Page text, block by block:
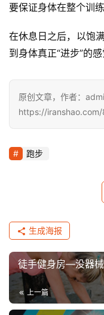
运
集
要保证身体在整个训
在休息日之后，以饱
到身体真正“进步”的感
原创文章，作者：
https://
跑步
生成海报
徒手健身房—没器
上一篇